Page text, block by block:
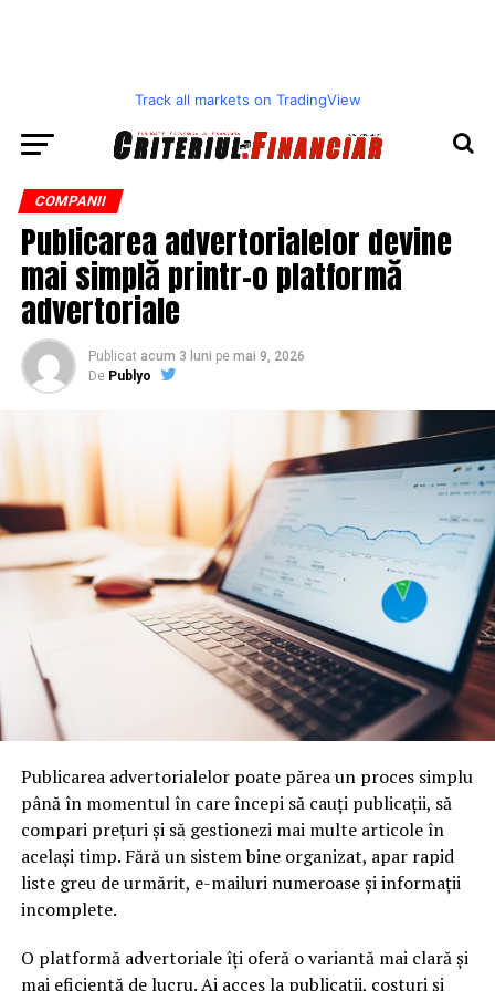
Track all markets on TradingView
COMPANII
Publicarea advertorialelor devine
mai simplă printr-o platformă
advertoriale
Publicat acum 3 luni pe mai 9, 2026
De Publyo
Publicarea advertorialelor poate părea un proces simplu
până în momentul în care începi să cauți publicații, să
compari prețuri și să gestionezi mai multe articole în
același timp. Fără un sistem bine organizat, apar rapid
liste greu de urmărit, e-mailuri numeroase și informații
incomplete.
O platformă advertoriale îți oferă o variantă mai clară și
mai eficientă de lucru. Ai acces la publicații, costuri și